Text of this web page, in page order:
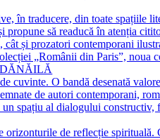
în traducere, din toate
propune să readucă în atenția
cât și prozatori contemporani
„Românii din Paris”, noua
cuvinte. O bandă desenată
de autori contemporani,
un spațiu al dialogului
orizonturile de reflecție